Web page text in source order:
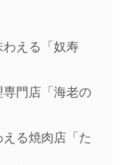
える「奴寿
門店「海老の
る焼肉店「た